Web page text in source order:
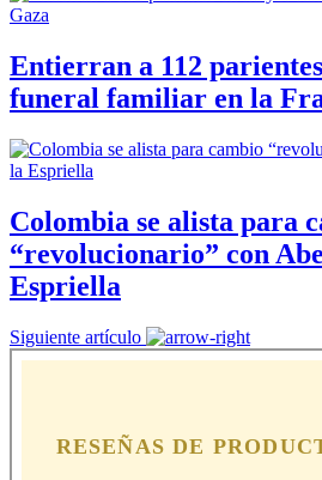
Entierran a 112
funeral familiar en la
Colombia se alista para
“revolucionario” con
Espriella
Siguiente artículo